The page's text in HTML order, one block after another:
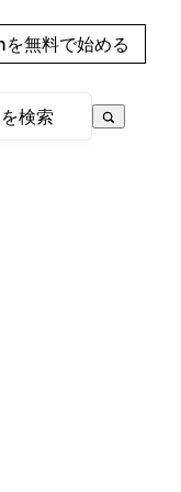
無料で始める